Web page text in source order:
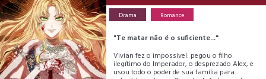
Drama Romance
"Te matar não é o suficiente..."
Vivian fez o impossível: pegou o filho
ilegítimo do Imperador, o desprezado Alex, e
usou todo o poder de sua família para